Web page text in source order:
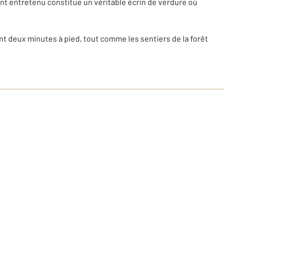
deux minutes à pied, tout comme les sentiers de la forêt